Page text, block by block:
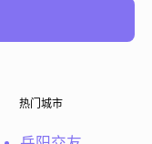
热门城市